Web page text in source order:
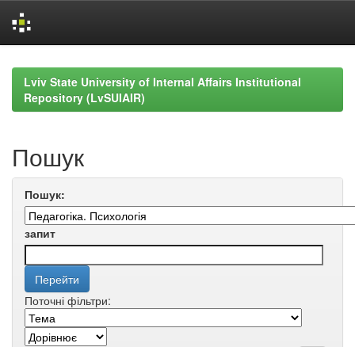
navigationLviv State University of Internal Affairs Institutional
Repository (LvSUIAIR)
Пошук
Пошук:
запит
Поточні фільтри: